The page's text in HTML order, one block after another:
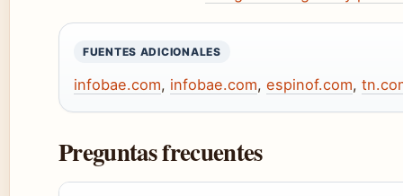
FUENTES ADICIONALES
infobae.com, infobae.com, espinof.com,
Preguntas frecuentes